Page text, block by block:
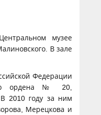
музее
В зале
Федерации
ордена № 20,
2010 году за ним
Мерецкова и